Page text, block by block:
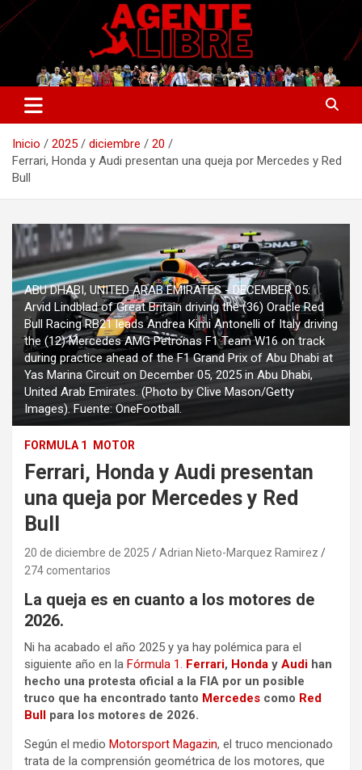
Saltar
al
Agente Libre Digital
La nueva generación del periodismo deportivo.
Inicio 2025 diciembre
20
Ferrari, Honda y Audi presentan una queja por Mercedes y Red
Bull
ABU DHABI, UNITED ARAB EMIRATES - DECEMBER 05:
Arvid Lindblad of Great Britain driving the (36) Oracle Red
Bull Racing RB21 leads Andrea Kimi Antonelli of Italy driving
the (12) Mercedes AMG Petronas F1 Team W16 on track
during practice ahead of the F1 Grand Prix of Abu Dhabi at
Yas Marina Circuit on December 05, 2025 in Abu Dhabi,
United Arab Emirates. (Photo by Clive Mason/Getty
Images). Fuente: OneFootball.
FORMULA 1 MOTOR
Ferrari, Honda y Audi presentan
una queja por Mercedes y Red
Bull
20 de diciembre de 2025
Adrian Nieto-Marquez Ramirez
274 comentarios
La queja es en cuanto a los motores de
2026.
Ni ha acabado el año 2025 y ya hay polémica para el
siguiente año en la Fórmula 1. Ferrari, Honda y Audi han
hecho una protesta oficial a la FIA por un posible
truco que ha encontrado tanto Mercedes como Red
Bull
para los motores de 2026.
Según el medio Motorsport Magazin, el truco mencionado
trata de la comprensión geométrica de los motores, que